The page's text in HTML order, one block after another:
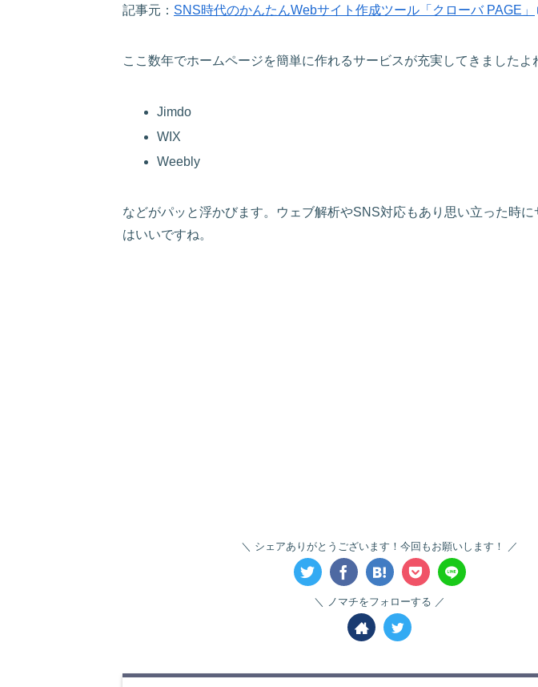
記事元： SNS時代のかんたんWebサイト作成ツール「クローバ PAGE」
ここ数年でホームページを簡単に作れるサービスが充実してきましたよ
Jimdo
WIX
Weebly
などがパッと浮かびます。ウェブ解析やSNS対応もあり思い立った時
はいいですね。
シェアありがとうございます！今回もお願いします！
ノマチをフォローする